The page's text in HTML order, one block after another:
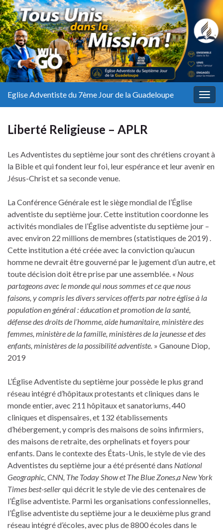
Eglise Adventiste du 7ème Jour de la Guadeloupe
Liberté Religieuse – APLR
Les Adventistes du septième jour sont des chrétiens croyant à
la Bible et qui fondent leur foi, leur espérance et leur avenir en
Jésus-Christ et sa seconde venue.
La Conférence Générale est le siège mondial de l’Église
adventiste du septième jour. Cette institution coordonne les
activités mondiales de l’Église adventiste du septième jour –
avec environ 22 millions de membres (statistiques de 2019) .
Cette institution a été créée avec la conviction qu’aucun
homme ne devrait être gouverné par le jugement d’un autre, et
toute décision doit être prise par une assemblée. « Nous
partageons avec le monde qui nous sommes et ce que nous
faisons, y compris les divers services offerts par notre église à la
population en général : éducation et promotion de la santé,
défense des droits de l’homme, aide humanitaire, ministère des
femmes, ministère de la famille, ministères de la jeunesse et des
enfants, ministères de la possibilité adventiste. » Ganoune Diop,
2019
L’Église Adventiste du septième jour possède le plus grand
réseau intégré d’hôpitaux protestants et cliniques dans le
monde entier, avec 211 hôpitaux et sanatoriums, 440
cliniques et dispensaires, et 132 établissements
d’hébergement, y compris des maisons de soins infirmiers,
des maisons de retraite, des orphelinats et foyers pour
enfants. Dans le contexte des États-Unis, le style de vie des
Adventistes du septième jour a été présenté dans National
Geographic, CNN, The Today Show et The Blue Zonesa New York
Times best-sellerqui décrit le style de vie des centenaires de
l’Église adventiste. Parmi les organisations confessionnelles,
l’Église adventiste du septième jour a le deuxième plus grand
réseau intégré d’écoles, avec plus de 8800 écoles dans le